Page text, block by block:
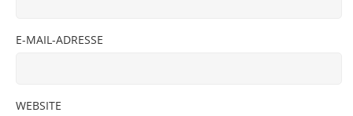
E-MAIL-ADRESSE
WEBSITE